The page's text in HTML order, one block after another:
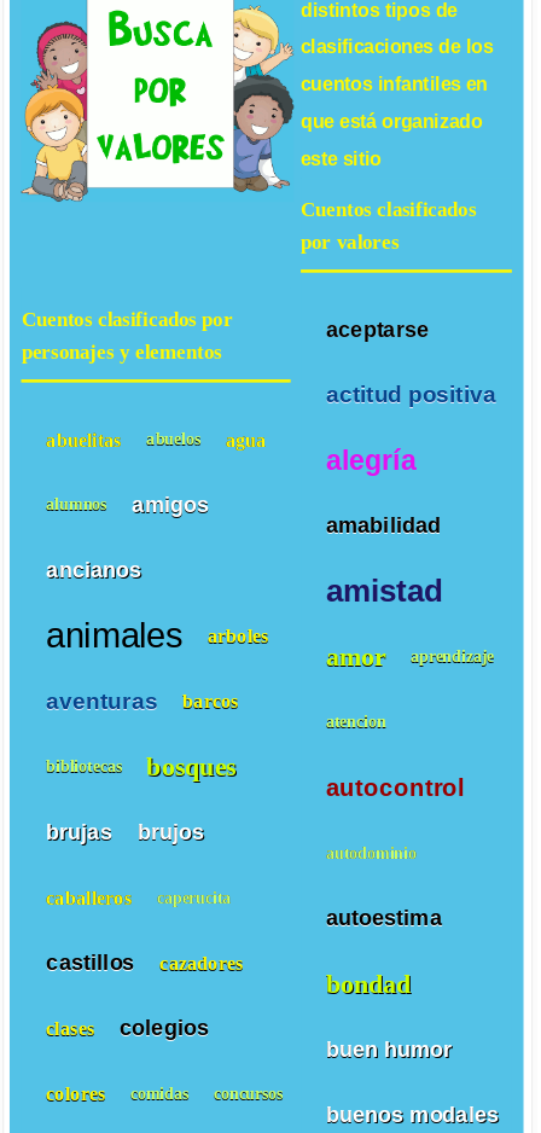
distintos tipos de
clasificaciones de los
cuentos infantilesen
que está organizado
este sitio
Cuentos clasificados
por valores
aceptarse
actitud positiva
alegría
amabilidad
amistad
amor aprendizaje
atencion
autocontrol
autodominio
autoestima
bondad
buen humor
buenos modales
Cuentos clasificados por
personajes y elementos
abuelitas abuelos agua
alumnos amigos
ancianos
animales arboles
aventuras barcos
bibliotecas bosques
brujas brujos
caballeros caperucita
castillos cazadores
clases colegios
colores comidas concursos